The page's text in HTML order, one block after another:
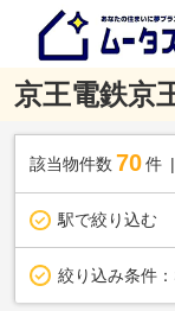
京王電鉄京
該当物件数 70件
駅で絞り込む
絞り込み条件：